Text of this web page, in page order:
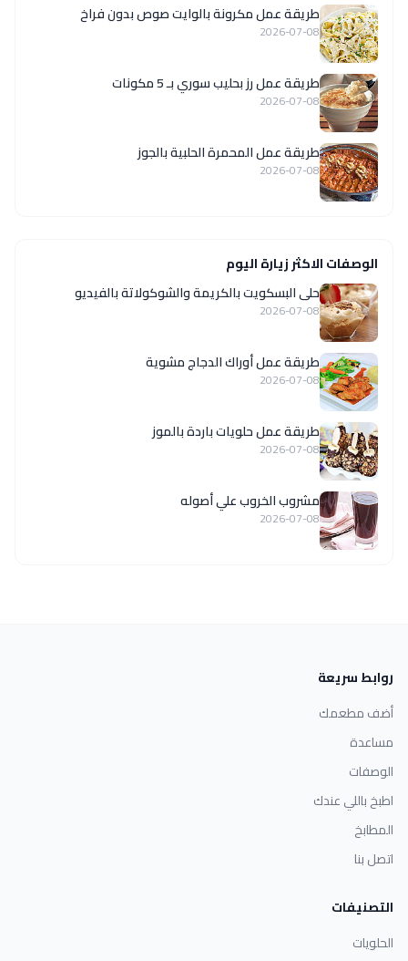
طريقة عمل مكرونة بالوايت صوص بدون فراخ
2026-07-08
طريقة عمل رز بحليب سوري بـ 5 مكونات
2026-07-08
طريقة عمل المحمرة الحلبية بالجوز
2026-07-08
الوصفات الاكثر زيارة اليوم
حلى البسكويت بالكريمة والشوكولاتة بالفيديو
2026-07-08
طريقة عمل أوراك الدجاج مشوية
2026-07-08
طريقة عمل حلويات باردة بالموز
2026-07-08
مشروب الخروب علي أصوله
2026-07-08
روابط سريعة
أضف مطعمك
مساعدة
الوصفات
اطبخ باللي عندك
المطابخ
اتصل بنا
التصنيفات
الحلويات